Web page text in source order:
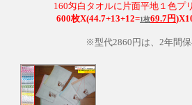
160匁白タオルに片面平地１色プ
600枚X(44.7+13+12=1枚69.7円
※型代2860円は、2年間